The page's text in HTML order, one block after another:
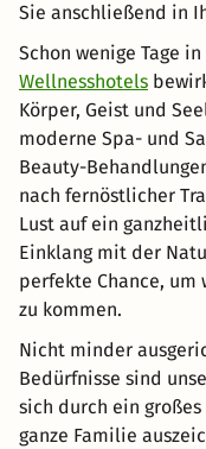
Sie anschließend in
Schon wenige Tage
Wellnesshotels
Körper, Geist und
moderne Spa- und
Beauty-
nach fernöstlicher
Lust auf ein
Einklang mit der
perfekte Chance,
zu kommen.
Nicht minder
Bedürfnisse sind
sich durch ein
ganze Familie